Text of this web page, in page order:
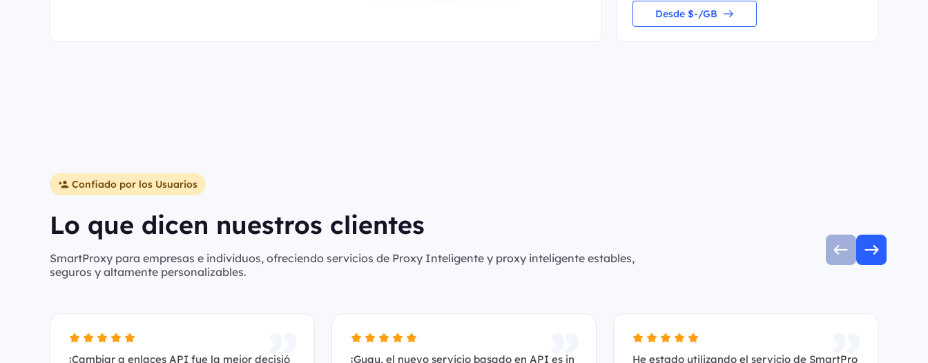
Desde $-/GB
Confiado por los Usuarios
Lo que dicen nuestros clientes
SmartProxy para empresas e individuos, ofreciendo servicios de Proxy Inteligente y proxy inteligente estables,
seguros y altamente personalizables.
¡Cambiar a enlaces API fue la mejor decisió ¡Guau, el nuevo servicio basado en API es in He estado utilizando el servicio de SmartPro